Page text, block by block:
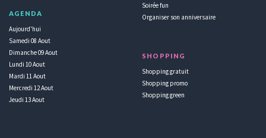
AGENDA
Aujourd'hui
Samedi 08 Aout
Dimanche 09 Aout
Lundi 10 Aout
Mardi 11 Aout
Mercredi 12 Aout
Jeudi 13 Aout
Soirée fun
Organiser son anniversaire
SHOPPING
Shopping gratuit
Shopping promo
Shopping green